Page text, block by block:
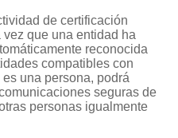
de certificación
que una entidad ha
reconocida
compatibles con
una persona, podrá
seguras de
personas igualmente